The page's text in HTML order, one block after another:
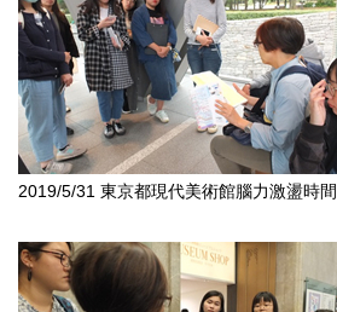
2019/5/31 東京都現代美術館腦力激盪時間